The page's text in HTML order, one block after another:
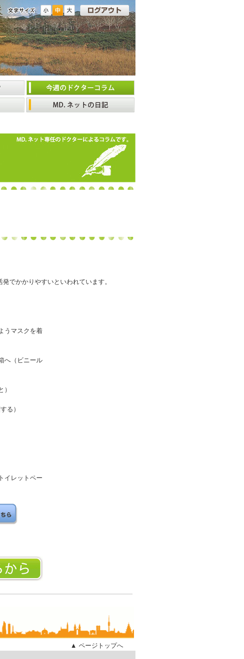
でかかりやすいといわれています。
うマスクを着
へ（ビニール
る）
イレットペー
▲ ページトップへ